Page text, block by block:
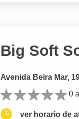
Big Soft
Avenida Beira Mar,
0
ver horario de